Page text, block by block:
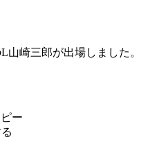
崎三郎が出場しました。
ー